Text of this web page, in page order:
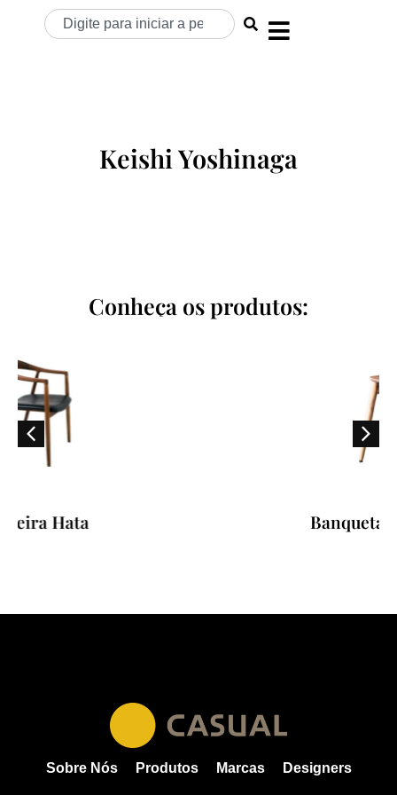
Keishi Yoshinaga
Conheça os produtos:
Banqueta Hozuki Stool
Sobre Nós Produtos Marcas Designers